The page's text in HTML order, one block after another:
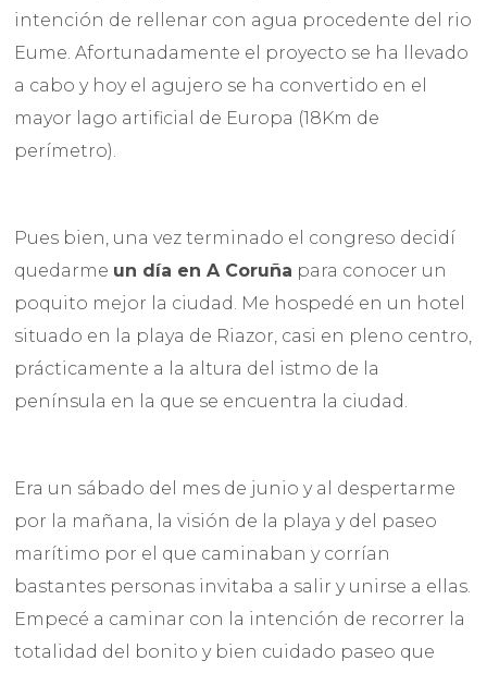
intención de rellenar con agua procedente del rio
Eume. Afortunadamente el proyecto se ha llevado
a cabo y hoy el agujero se ha convertido en el
mayor lago artificial de Europa (18Km de
perímetro).
Pues bien, una vez terminado el congreso decidí
quedarme un día en A Coruña para conocer un
poquito mejor la ciudad. Me hospedé en un hotel
situado en la playa de Riazor, casi en pleno centro,
prácticamente a la altura del istmo de la
península en la que se encuentra la ciudad.
Era un sábado del mes de junio y al despertarme
por la mañana, la visión de la playa y del paseo
marítimo por el que caminaban y corrían
bastantes personas invitaba a salir y unirse a ellas.
Empecé a caminar con la intención de recorrer la
totalidad del bonito y bien cuidado paseo que